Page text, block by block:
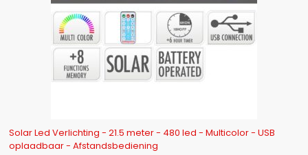
Solar Led Verlichting - 21.5 meter - 480 led - Multicolor - USB
oplaadbaar - Afstandsbediening